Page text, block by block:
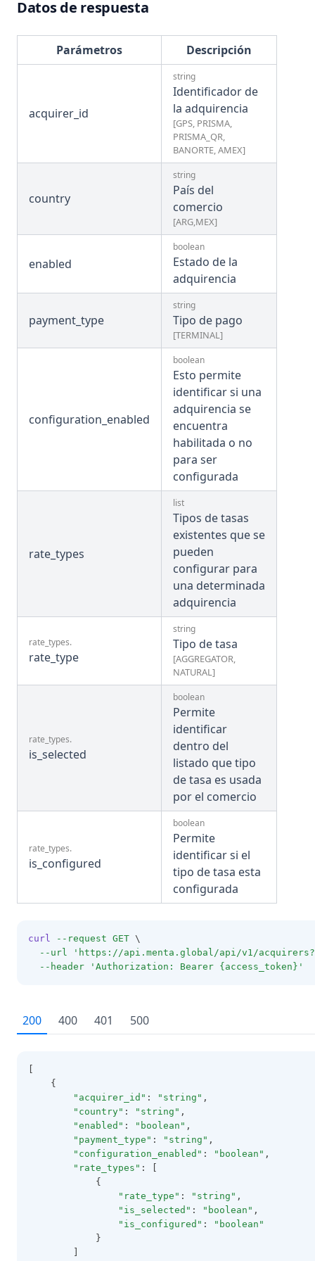
EVENT Esquema de eventos
Terminales
Intenciones de Pago
DEL Cancelar intención de pago
Obtener intenciones de pago
Obtener intención de pago realizada
Obtener transacciones - v1.0
Menta ↗
(opens in a new tab)
Datos de respuesta
Parámetros Descripción
acquirer_id
string
Identificador de
la adquirencia
[GPS, PRISMA,
PRISMA_QR,
BANORTE, AMEX]
country
string
País del
comercio
[ARG,MEX]
enabled
boolean
Estado de la
adquirencia
payment_type
string
Tipo de pago
[TERMINAL]
configuration_enabled
boolean
Esto permite
identificar si una
adquirencia se
encuentra
habilitada o no
para ser
configurada
rate_types
list
Tipos de tasas
existentes que se
pueden
configurar para
una determinada
adquirencia
rate_types.
rate_type
string
Tipo de tasa
[AGGREGATOR,
NATURAL]
rate_types.
is_selected
boolean
Permite
identificar
dentro del
listado que tipo
de tasa es usada
por el comercio
rate_types.
is_configured
boolean
Permite
identificar si el
tipo de tasa esta
configurada
curl --request GET \
--url
'https://api.menta.global/api/v1/
--header
'Authorization: Bearer {access_token}'
200 400 401 500
    {
"acquirer_id" : "string" ,
"country" : "string" ,
"enabled" : "boolean" ,
"payment_type" : "string" ,
"configuration_enabled" : "boolean" ,
"rate_types" : [
            {
"rate_type" : "string" ,
"is_selected" : "boolean" ,
"is_configured" :
"boolean"
            }